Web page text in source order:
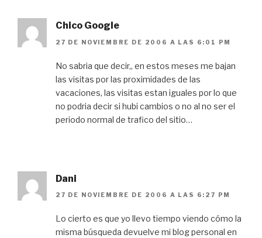
Chico Google
27 DE NOVIEMBRE DE 2006 A LAS 6:01 PM
No sabria que decir,, en estos meses me bajan
las visitas por las proximidades de las
vacaciones, las visitas estan iguales por lo que
no podria decir si hubi cambios o no al no ser el
periodo normal de trafico del sitio…
Dani
27 DE NOVIEMBRE DE 2006 A LAS 6:27 PM
Lo cierto es que yo llevo tiempo viendo cómo la
misma búsqueda devuelve mi blog personal en